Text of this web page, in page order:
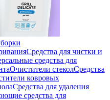
Средства для чистки и
средства для
Очистители стеколСредства
ковровых
Средства для удаления
средства для